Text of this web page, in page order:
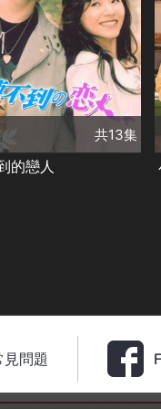
共13集
功一郎
侯湘婷
修杰楷
斌
好戲
精選好戲
共13集
的戀人
見問題